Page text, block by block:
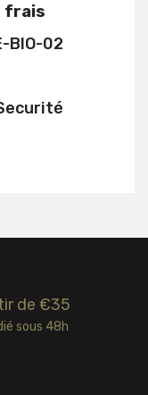
frais
BIO-02
de €35
sous 48h